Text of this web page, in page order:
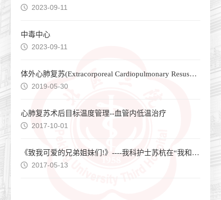
2023-09-11
中毒中心
2023-09-11
体外心肺复苏(Extracorporeal Cardiopulmonary Resuscitation,ECPR)
2019-05-30
心肺复苏术后目标温度管理--血管内低温治疗
2017-10-01
《致我可爱的兄弟姐妹们!》----我科护士苏杭在“我和护理”主题演讲比赛中获得一等奖
2017-05-13